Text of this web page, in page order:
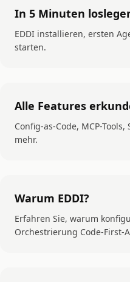
In 5 Minuten
EDDI installieren, ersten
starten.
Alle Features
Config-as-Code, MCP-
mehr.
Warum EDDI?
Erfahren Sie, warum
Orchestrierung Code-First-